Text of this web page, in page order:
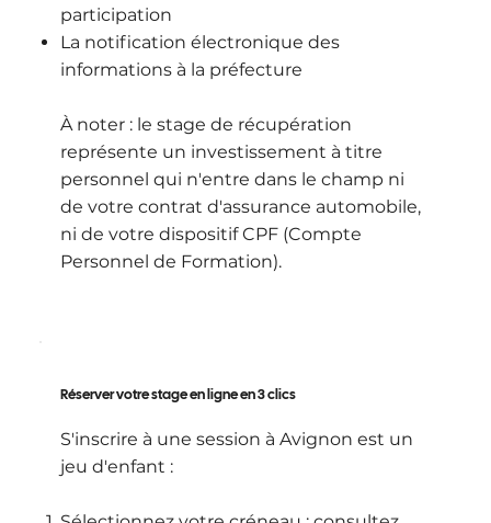
participation
La notification électronique des
informations à la préfecture
À noter : le stage de récupération
représente un investissement à titre
personnel qui n'entre dans le champ ni
de votre contrat d'assurance automobile,
ni de votre dispositif CPF (Compte
Personnel de Formation).
Réserver votre stage en ligne en 3 clics
S'inscrire à une session à Avignon est un
jeu d'enfant :